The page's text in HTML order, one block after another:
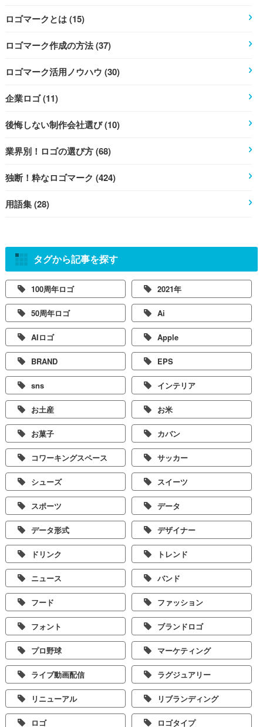
ロゴマークとは (15)
ロゴマーク作成の方法 (37)
ロゴマーク活用ノウハウ (30)
企業ロゴ (11)
後悔しない制作会社選び (10)
業界別！ロゴの選び方 (68)
独断！粋なロゴマーク (424)
用語集 (28)
タグから記事を探す
100周年ロゴ 2021年
50周年ロゴ Ai
AIロゴ Apple
BRAND EPS
sns インテリア
お土産 お米
お菓子 カバン
コワーキングスペース サッカー
シューズ スイーツ
スポーツ データ
データ形式 デザイナー
ドリンク トレンド
ニュース バンド
フード ファッション
フォント ブランドロゴ
プロ野球 マーケティング
ライブ動画配信 ラグジュアリー
リニューアル リブランディング
ロゴ ロゴタイプ